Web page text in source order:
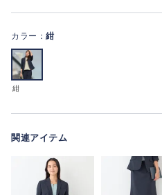
カラー： 紺
紺
関連アイテム